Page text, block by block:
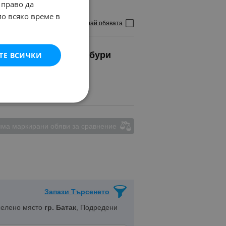
Маркирай обявата
с гръмотевични бури
маркирани обяви за сравнение
Запази Търсенето
място гр. Батак, Подредени
да
всяко време в
ВСИЧКИ